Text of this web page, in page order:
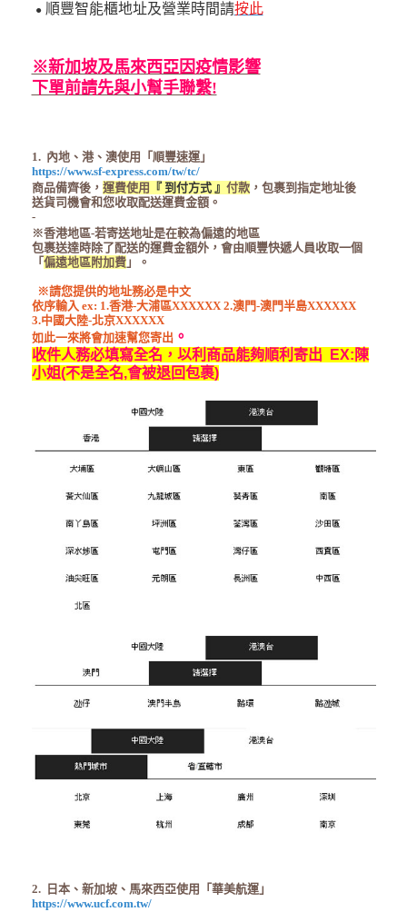
● 順豐智能櫃地址及營業時間請按此
※新加坡及馬來西亞因疫情影響
下單前請先與小幫手聯繫!
1. 內地、港、澳使用「順豐速運」
https://www.sf-express.com/tw/tc/
商品備齊後， 運費使用 『 到付方式 』 付款，包裹到指定地址後
送貨司機會和您收取配送運費金額。
-
※香港地區-若寄送地址是在較為偏遠的地區
包裹送達時除了配送的運費金額外，會由順豐快遞人員收取一個
「 偏遠地區附加費」。
※請您提供的地址務必是中文
依序輸入 ex: 1.香港-大浦區XXXXXX2.澳門-澳門半島XXXXXX
3.中國大陸-北京XXXXXX
如此一來將會加速幫您寄出。
收件人務必填寫全名，以利商品能夠順利寄出 EX:陳
小姐(不是全名,會被退回包裹)
2. 日本、新加坡、馬來西亞使用「華美航運」
https://www.ucf.com.tw/